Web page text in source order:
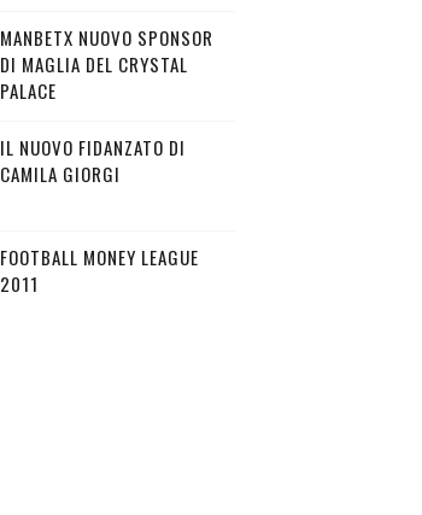
MANBETX NUOVO SPONSOR
DI MAGLIA DEL CRYSTAL
PALACE
IL NUOVO FIDANZATO DI
CAMILA GIORGI
FOOTBALL MONEY LEAGUE
2011